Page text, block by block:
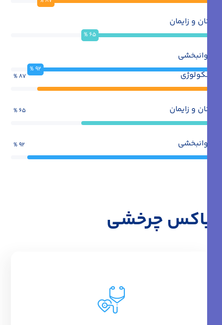
زنان و زایمان
65
%
توانبخشی
92
% انکولوژی 87
%
زنان و زایمان %
توانبخشی %
باکس چرخشی